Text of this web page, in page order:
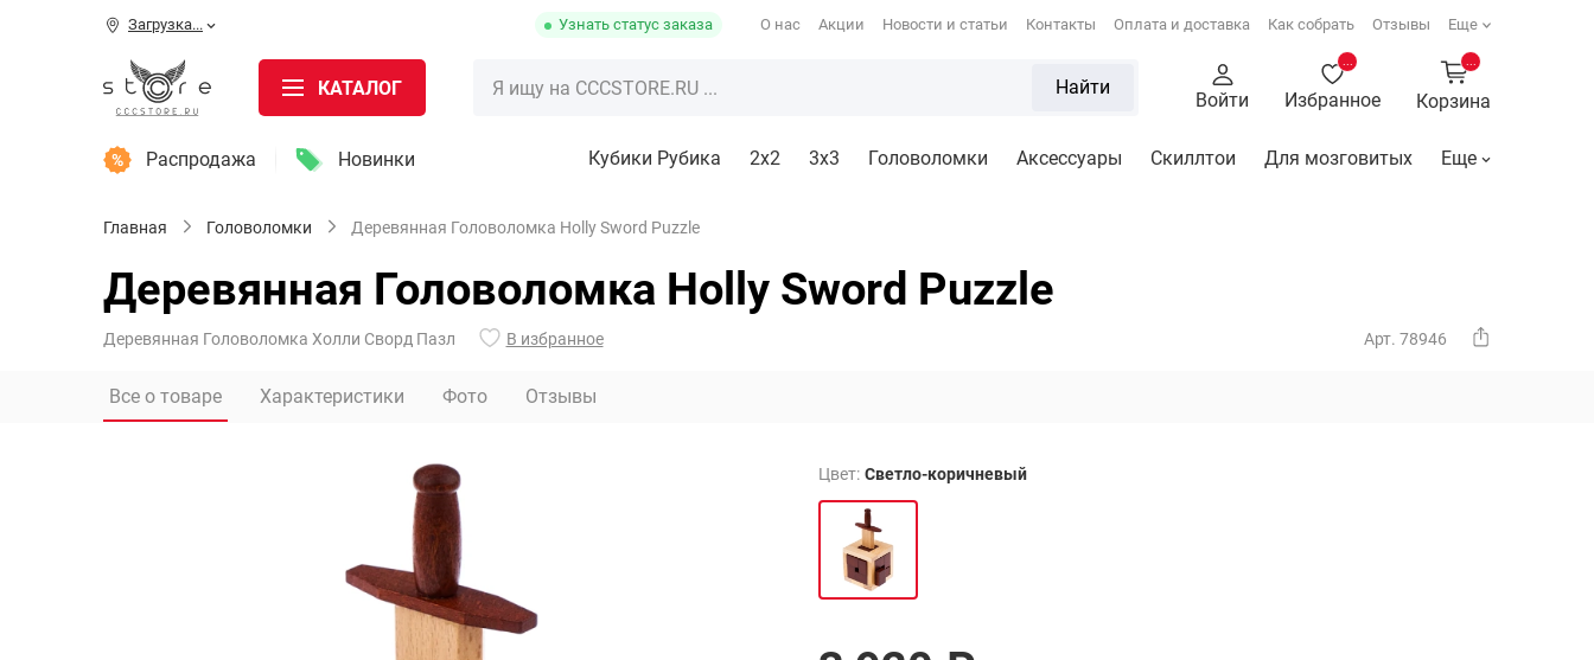
Загрузка... Узнать статус заказа О нас Акции Новости и статьи Контакты Оплата и доставка Как собрать Отзывы Еще
КАТАЛОГ Найти
Войти Избранное Корзина
Распродажа Новинки Кубики Рубика 2x2 3х3 Головоломки Аксессуары Скиллтои Для мозговитых Еще
Главная Головоломки Деревянная Головоломка Holly Sword Puzzle
Деревянная Головоломка Holly Sword Puzzle
Деревянная Головоломка Холли Сворд Пазл В избранное Арт. 78946
Все о товаре Характеристики Фото Отзывы
Цвет: Светло-коричневый